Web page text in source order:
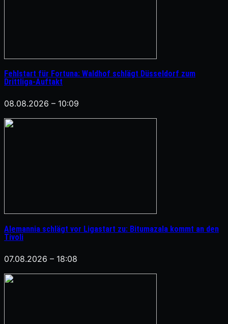
Fehlstart für Fortuna: Waldhof schlägt Düsseldorf zum
Drittliga-Auftakt
08.08.2026 – 10:09
Alemannia schlägt vor Ligastart zu: Bitumazala kommt an den
Tivoli
07.08.2026 – 18:08